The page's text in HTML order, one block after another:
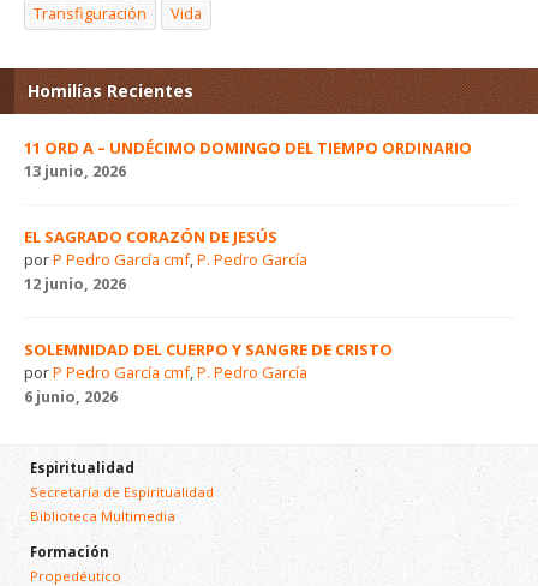
Transfiguración
Vida
Homilías Recientes
11 ORD A – UNDÉCIMO DOMINGO DEL TIEMPO ORDINARIO
13 junio, 2026
EL SAGRADO CORAZÓN DE JESÚS
porP Pedro García cmf,P. Pedro García
12 junio, 2026
SOLEMNIDAD DEL CUERPO Y SANGRE DE CRISTO
porP Pedro García cmf,P. Pedro García
6 junio, 2026
Espiritualidad
Secretaría de Espiritualidad
Biblioteca Multimedia
Formación
Propedéutico